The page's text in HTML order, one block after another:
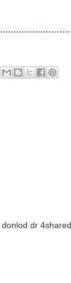
dr 4shared.